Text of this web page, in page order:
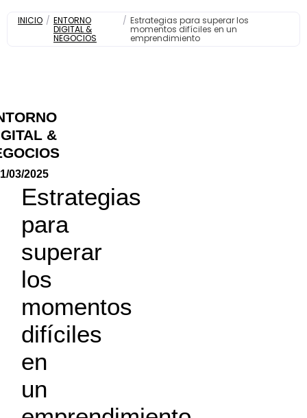
INICIO / ENTORNO
DIGITAL &
NEGOCIOS
/ Estrategias para superar los
momentos difíciles en un
emprendimiento
&
03/2025
Estrategias
para
superar
los
momentos
difíciles
en
un